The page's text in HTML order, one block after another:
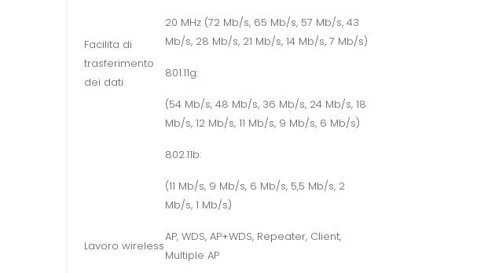
Facilita di
trasferimento
dei dati
20 MHz (72 Mb/s, 65 Mb/s, 57 Mb/s, 43
Mb/s, 28 Mb/s, 21 Mb/s, 14 Mb/s, 7 Mb/s)
801.11g:
(54 Mb/s, 48 Mb/s, 36 Mb/s, 24 Mb/s, 18
Mb/s, 12 Mb/s, 11 Mb/s, 9 Mb/s, 6 Mb/s)
802.11b:
(11 Mb/s, 9 Mb/s, 6 Mb/s, 5,5 Mb/s, 2
Mb/s, 1 Mb/s)
Lavoro wireless
AP, WDS, AP+WDS, Repeater, Client,
Multiple AP